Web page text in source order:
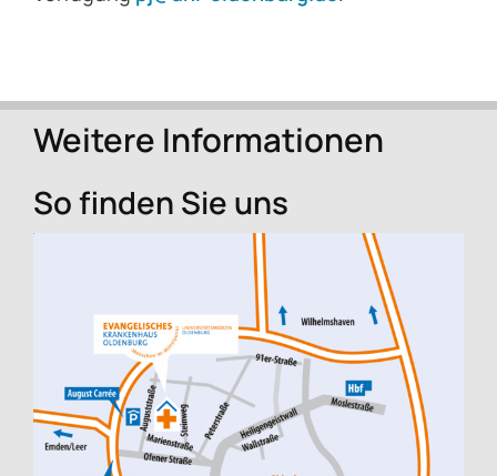
Weitere Informationen
So finden Sie uns